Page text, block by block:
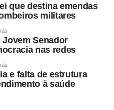
que destina emendas
militares
Jovem Senador
nas redes
e falta de estrutura
à saúde